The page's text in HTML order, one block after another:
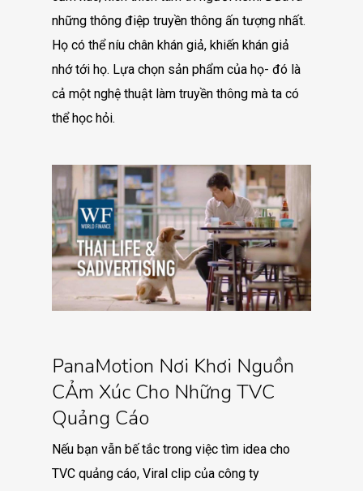
những thông điệp truyền thông ấn tượng nhất.
Họ có thể níu chân khán giả, khiến khán giả
nhớ tới họ. Lựa chọn sản phẩm của họ- đó là
cả một nghệ thuật làm truyền thông mà ta có
thể học hỏi.
PanaMotion Nơi Khơi Nguồn
CẢm Xúc Cho Những TVC
Quảng Cáo
Nếu bạn vẫn bế tắc trong việc tìm idea cho
TVC quảng cáo, Viral clip của công ty